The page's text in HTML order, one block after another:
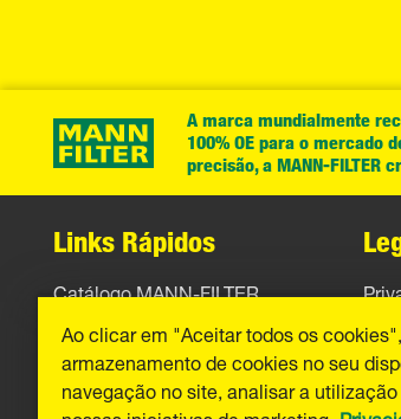
A marca mundialmente
100% OE para o mercado
precisão, a MANN-FILTER
Links Rápidos
Catálogo MANN-FILTER
Contato
Ao clicar em "Aceitar todos os
armazenamento de cookies no seu
navegação no site, analisar a